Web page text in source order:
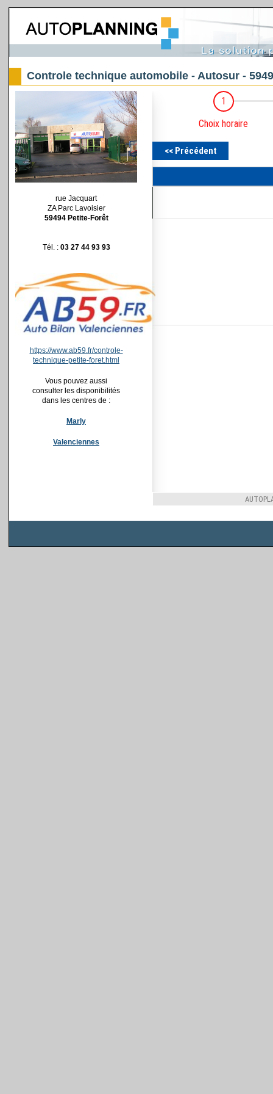
Controle technique automobile - Autosur -
rue Jacquart
ZA Parc Lavoisier
59494 Petite-Forêt
Tél. : 03 27 44 93 93
https://www.ab59.fr/controle-
technique-petite-foret.html
Vous pouvez aussi
consulter les disponibilités
dans les centres de :
Marly
Valenciennes